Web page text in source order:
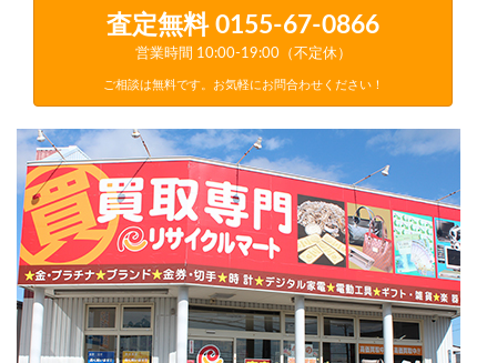
査定無料 0155-67-0866
営業時間 10:00-19:00（不定休）
ご相談は無料です。お気軽にお問合わせください！